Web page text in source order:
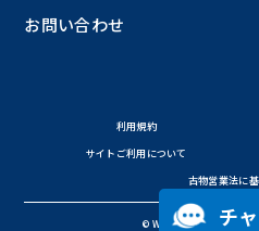
お問い合わせ
利用規約
サイトご利用について
古物営業法に
© WirelessGate Inc.
チ